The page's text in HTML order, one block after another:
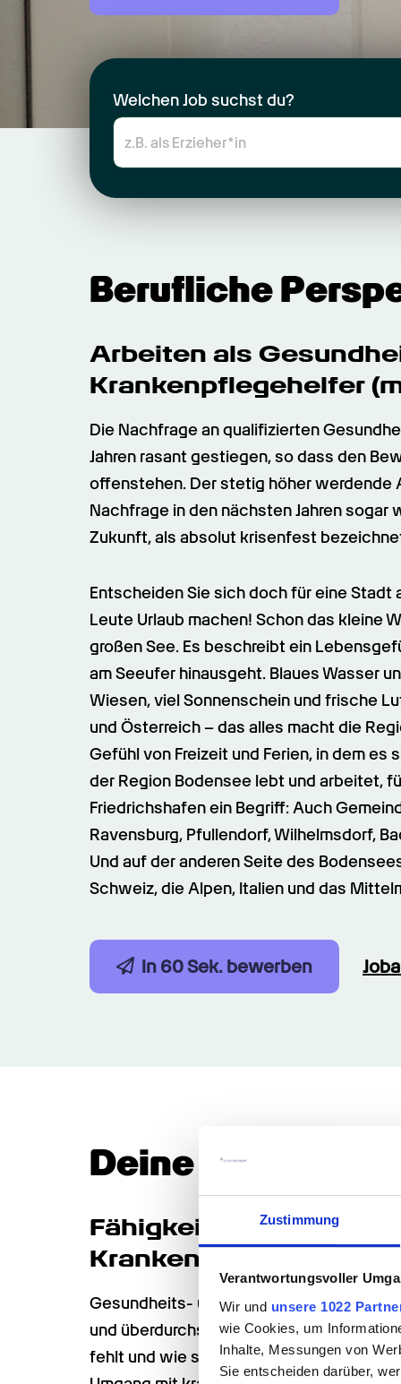
Zustimmung
Verantwortungsvoller
Wir und unsere 1022
wie Cookies, um
Inhalte, Messungen von
Sie entscheiden darüber,
Welchen Job suchst du?
Berufliche
Arbeiten als
Krankenpflegehelfer
Die Nachfrage an qualifizierten
Jahren rasant gestiegen, so dass den
offenstehen. Der stetig höher werdende
Nachfrage in den nächsten Jahren
Zukunft, als absolut krisenfest
Entscheiden Sie sich doch für eine Stadt
Leute Urlaub machen! Schon das kleine
großen See. Es beschreibt ein
am Seeufer hinausgeht. Blaues Wasser
Wiesen, viel Sonnenschein und frische
und Österreich – das alles macht die
Gefühl von Freizeit und Ferien, in dem es
der Region Bodensee lebt und arbeitet,
Friedrichshafen ein Begriff: Auch
Ravensburg, Pfullendorf, Wilhelmsdorf,
Und auf der anderen Seite des
Schweiz, die Alpen, Italien und das
In 60 Sek. bewerben
Deine Talente &
Fähigkeiten des
Krankenpflegehelfer
Gesundheits- und Krankenpflegehelfer
und überdurchschnittlich hilfsbereite
fehlt und wie sie ihnen helfen können.